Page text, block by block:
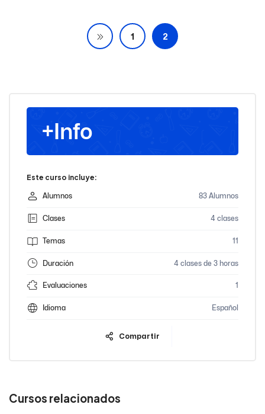
1 2
+Info
Este curso incluye:
Alumnos 83 Alumnos
Clases 4 clases
Temas 11
Duración 4 clases de 3 horas
Evaluaciones 1
Idioma Español
Compartir
Cursos relacionados